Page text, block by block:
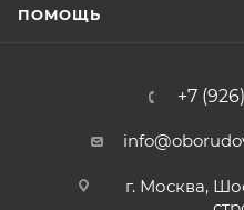
ПОМОЩЬ
+7
г. Москва,